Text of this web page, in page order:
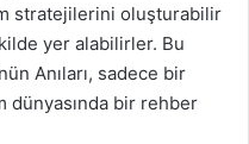
stratejilerini oluşturabilir
yer alabilirler. Bu
Anıları, sadece bir
dünyasında bir rehber